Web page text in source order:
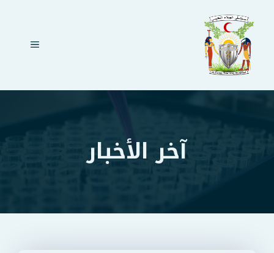
المحتوى
القائمة
آخر الأخبار